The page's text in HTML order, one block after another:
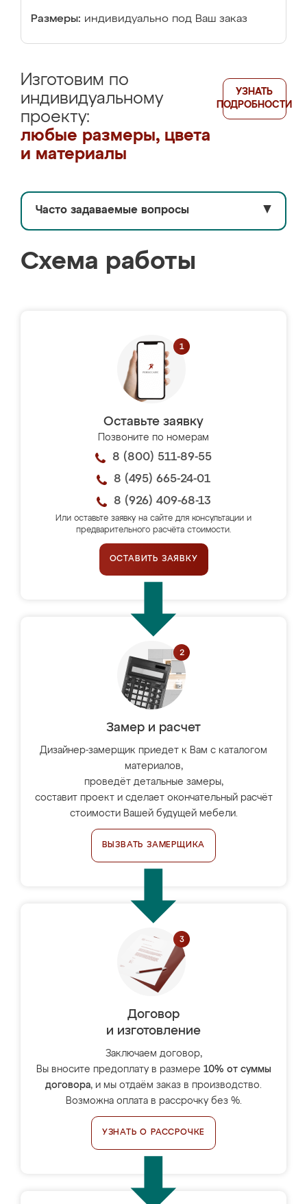
Размеры: индивидуально под Ваш заказ
Изготовим по
индивидуальному
проекту:
любые размеры, цвета
и материалы
УЗНАТЬ
ПОДРОБНОСТИ
Часто задаваемые вопросы ▼
Схема работы
Оставьте заявку
Позвоните по номерам
8 (800) 511-89-55
8 (495) 665-24-01
8 (926) 409-68-13
Или оставьте заявку на сайте для консультации и
предварительного расчёта стоимости.
ОСТАВИТЬ ЗАЯВКУ
Замер и расчет
Дизайнер-замерщик приедет к Вам с каталогом
материалов,
проведёт детальные замеры,
составит проект и сделает окончательный расчёт
стоимости Вашей будущей мебели.
ВЫЗВАТЬ ЗАМЕРЩИКА
Договор
и изготовление
Заключаем договор,
Вы вносите предоплату в размере 10% от суммы
договора, и мы отдаём заказ в производство.
Возможна оплата в рассрочку без %.
УЗНАТЬ О РАССРОЧКЕ